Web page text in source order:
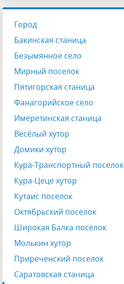
Город
Бакинская станица
Безымянное село
Мирный поселок
Пятигорская станица
Фанагорийское село
Имеретинская станица
Весёлый хутор
Домики хутор
Кура-Транспортный поселок
Кура-Цеце хутор
Кутаис поселок
Октябрьский поселок
Широкая Балка поселок
Молькин хутор
Приреченский поселок
Саратовская станица